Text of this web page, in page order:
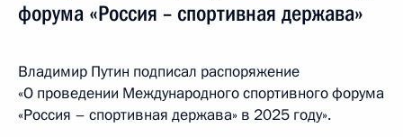
форума «Россия – спортивная держава»
Владимир Путин подписал распоряжение
«О проведении Международного спортивного форума
«Россия – спортивная держава» в 2025 году».